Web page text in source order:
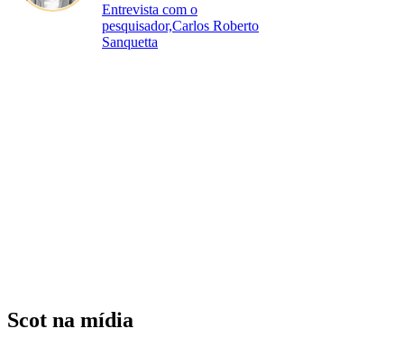
Entrevista com o
pesquisador,Carlos Roberto
Sanquetta
Scot na mídia